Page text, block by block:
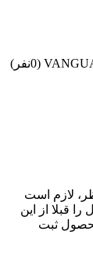
(0نفر)
لازم است
قبلا از این
ثبت